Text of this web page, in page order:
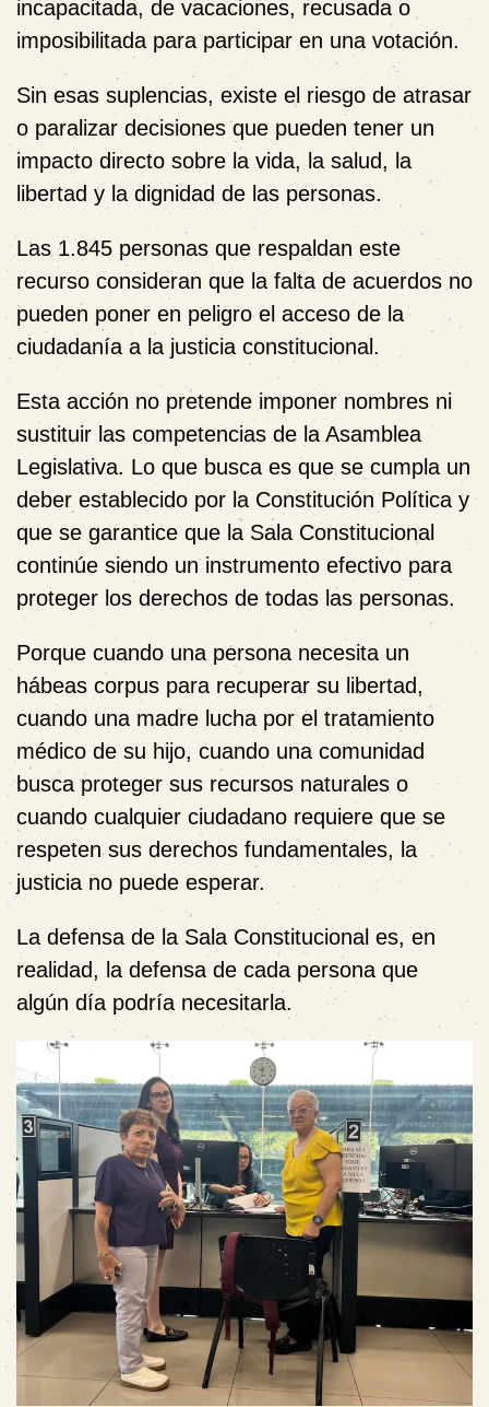
incapacitada, de vacaciones, recusada o
imposibilitada para participar en una votación.
Sin esas suplencias, existe el riesgo de atrasar
o paralizar decisiones que pueden tener un
impacto directo sobre la vida, la salud, la
libertad y la dignidad de las personas.
Las 1.845 personas que respaldan este
recurso consideran que la falta de acuerdos no
pueden poner en peligro el acceso de la
ciudadanía a la justicia constitucional.
Esta acción no pretende imponer nombres ni
sustituir las competencias de la Asamblea
Legislativa. Lo que busca es que se cumpla un
deber establecido por la Constitución Política y
que se garantice que la Sala Constitucional
continúe siendo un instrumento efectivo para
proteger los derechos de todas las personas.
Porque cuando una persona necesita un
hábeas corpus para recuperar su libertad,
cuando una madre lucha por el tratamiento
médico de su hijo, cuando una comunidad
busca proteger sus recursos naturales o
cuando cualquier ciudadano requiere que se
respeten sus derechos fundamentales, la
justicia no puede esperar.
La defensa de la Sala Constitucional es, en
realidad, la defensa de cada persona que
algún día podría necesitarla.